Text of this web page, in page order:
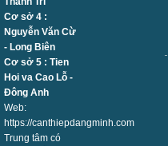
Cơ sở 4 :
Nguyễn Văn Cừ
- Long Biên
Cơ sở 5 : Tien
Hoi va Cao Lỗ -
Đông Anh
Web:
https://canthiepdangminh.com
Trung tâm có